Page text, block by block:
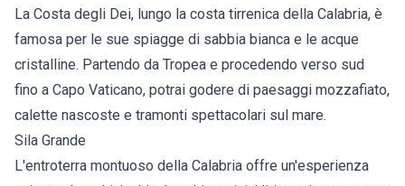
La Costa degli Dei, lungo la costa tirrenica della Calabria, è
famosa per le sue spiagge di sabbia bianca e le acque
cristalline. Partendo da Tropea e procedendo verso sud
fino a Capo Vaticano, potrai godere di paesaggi mozzafiato,
calette nascoste e tramonti spettacolari sul mare.
Sila Grande
L'entroterra montuoso della Calabria offre un'esperienza